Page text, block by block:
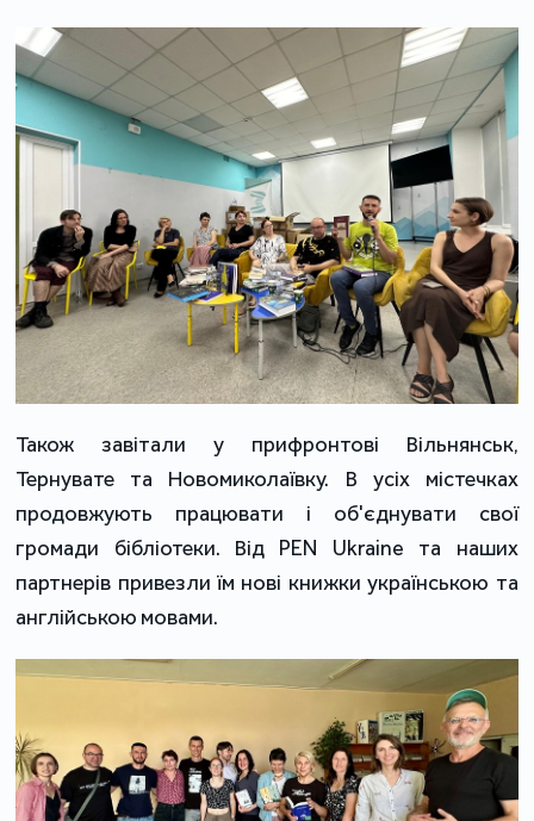
Також завітали у прифронтові Вільнянськ,
Тернувате та Новомиколаївку. В усіх містечках
продовжують працювати і об'єднувати свої
громади бібліотеки. Від PEN Ukraine та наших
партнерів привезли їм нові книжки українською та
англійською мовами.